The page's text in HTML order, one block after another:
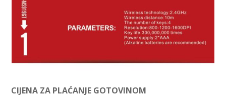
CIJENA ZA PLAĆANJE GOTOVINOM